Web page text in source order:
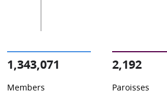
1,343,071
Members
2,192
Paroisses